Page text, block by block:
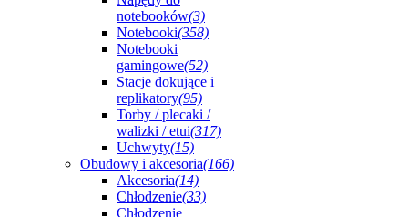
notebooków(3)
Notebooki(358)
Notebooki
gamingowe(52)
Stacje dokujące i
replikatory(95)
Torby / plecaki /
walizki / etui(317)
Uchwyty(15)
Obudowy i akcesoria(166)
Akcesoria(14)
Chłodzenie(33)
Chłodzenie